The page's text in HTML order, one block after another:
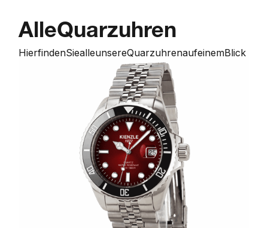
AlleQuarzuhren
HierfindenSiealleunsereQuarzuhrenaufeinemBlick